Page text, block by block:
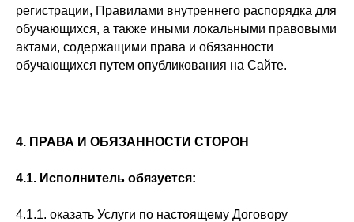
регистрации, Правилами внутреннего распорядка для
обучающихся, а также иными локальными правовыми
актами, содержащими права и обязанности
обучающихся путем опубликования на Сайте.
4. ПРАВА И ОБЯЗАННОСТИ СТОРОН
4.1. Исполнитель обязуется:
4.1.1. оказать Услуги по настоящему Договору